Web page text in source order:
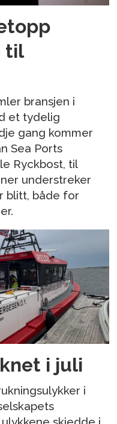
til
bransjen i
et tydelig
gang kommer
Sea Ports
Ryckbost, til
understreker
blitt, både for
i juli
i
skjedde i